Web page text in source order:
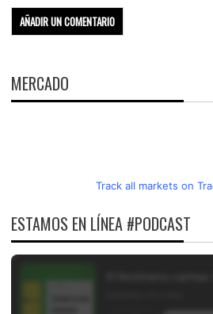
MERCADO
Track all markets on
ESTAMOS EN LÍNEA #PODCAST